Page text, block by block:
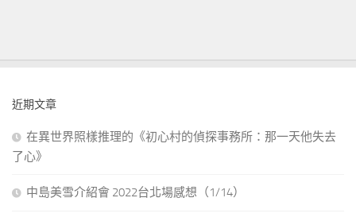
近期文章
在異世界照樣推理的《初心村的偵探事務所：那一天他失去
了心》
中島美雪介紹會 2022台北場感想（1/14）